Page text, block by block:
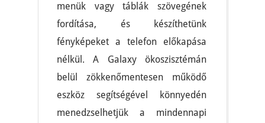
menük vagy táblák szövegének
fordítása, és készíthetünk
fényképeket a telefon előkapása
nélkül. A Galaxy ökoszisztémán
belül zökkenőmentesen működő
eszköz segítségével könnyedén
menedzselhetjük a mindennapi